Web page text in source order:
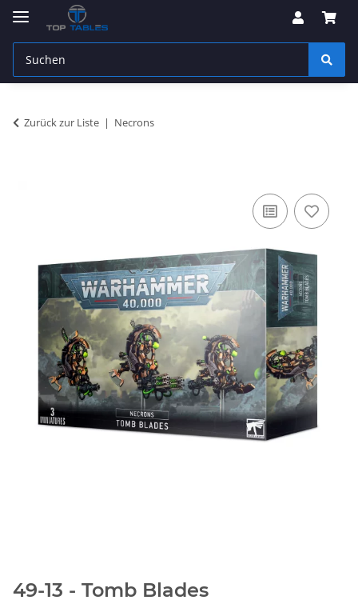
Zurück zur Liste Necrons
49-13 - Tomb Blades